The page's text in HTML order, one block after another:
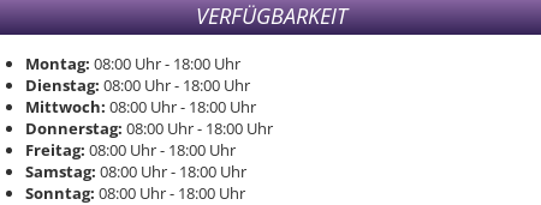
VERFÜGBARKEIT
Montag: 08:00 Uhr- 18:00 Uhr
Dienstag: 08:00 Uhr- 18:00 Uhr
Mittwoch: 08:00 Uhr- 18:00 Uhr
Donnerstag: 08:00 Uhr- 18:00 Uhr
Freitag: 08:00 Uhr- 18:00 Uhr
Samstag: 08:00 Uhr- 18:00 Uhr
Sonntag: 08:00 Uhr- 18:00 Uhr